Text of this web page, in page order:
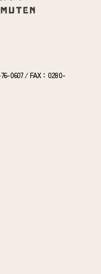
0607 / FAX：0280-